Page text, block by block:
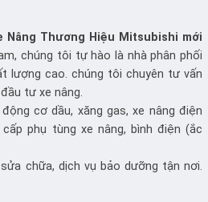
Nâng Thương Hiệu Mitsubishi mới
chúng tôi tự hào là nhà phân phối
lượng cao. chúng tôi chuyên tư vấn
tư xe nâng.
cơ dầu, xăng gas, xe nâng điện
cấp phụ tùng xe nâng, bình điện (ắc
chữa, dịch vụ bảo dưỡng tận nơi.